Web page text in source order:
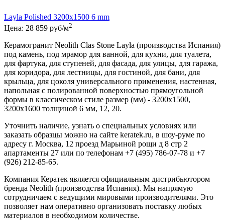
Layla Polished 3200x1500 6 mm
Цена: 28 859 руб/м2
Керамогранит Neolith Clas Stone Layla (производства Испания)
под камень, под мрамор для ванной, для кухни, для туалета,
для фартука, для ступеней, для фасада, для улицы, для гаража,
для коридора, для лестницы, для гостиной, для бани, для
крыльца, для цоколя универсального применения, настенная,
напольная с полированной поверхностью прямоугольной
формы в классическом стиле размер (мм) - 3200x1500,
3200x1600 толщиной 6 мм, 12, 20.
Уточнить наличие, узнать о специальных условиях или
заказать образцы можно на сайте keratek.ru, в шоу-руме по
адресу г. Москва, 12 проезд Марьиной рощи д 8 стр 2
апартаменты 27 или по телефонам +7 (495) 786-07-78 и +7
(926) 212-85-65.
Компания Кератек является официальным дистрибьютором
бренда Neolith (производства Испания). Мы напрямую
сотрудничаем с ведущими мировыми производителями. Это
позволяет нам оперативно организовать поставку любых
материалов в необходимом количестве.